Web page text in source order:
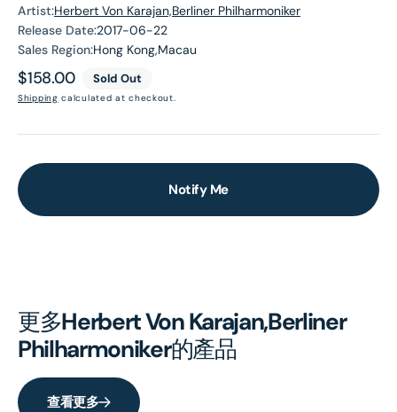
Artist:Herbert Von Karajan,Berliner Philharmoniker
Release Date:2017-06-22
Sales Region:Hong Kong,Macau
Regular
price
$158.00 Sold Out
Shipping calculated at checkout.
Notify Me
更多Herbert Von Karajan,Berliner
Philharmoniker的產品
查看更多